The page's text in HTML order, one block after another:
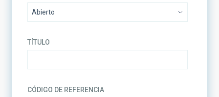
TÍTULO
CÓDIGO DE REFERENCIA